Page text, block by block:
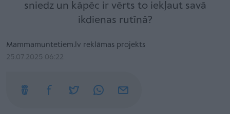
sniedz un kāpēc ir vērts to iekļaut savā
ikdienas rutīnā?
Mammamuntetiem.lv reklāmas projekts
25.07.2025 06:22